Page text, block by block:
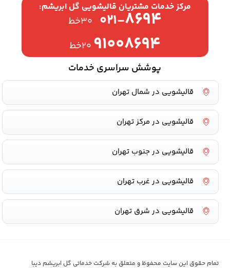
مرکز خدمات مشتریان قالیشویی گل ابریشم:
۰۲۱-۸۶۹۴ ۳۰خط
۹۱۰۰۸۶۹۴ ۲۰خط
پوشش سراسری خدمات
قالیشویی در شمال تهران
قالیشویی در مرکز تهران
قالیشویی در جنوب تهران
قالیشویی در غرب تهران
قالیشویی در شرق تهران
تمام حقوق این سایت محفوظ و متعلق به شرکت خدماتی گل ابریشم دیبا